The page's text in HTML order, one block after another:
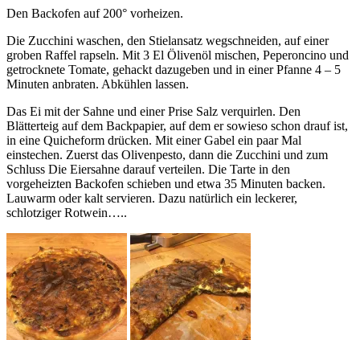
Den Backofen auf 200° vorheizen.
Die Zucchini waschen, den Stielansatz wegschneiden, auf einer
groben Raffel rapseln. Mit 3 El Ölivenöl mischen, Peperoncino und
getrocknete Tomate, gehackt dazugeben und in einer Pfanne 4 – 5
Minuten anbraten. Abkühlen lassen.
Das Ei mit der Sahne und einer Prise Salz verquirlen. Den
Blätterteig auf dem Backpapier, auf dem er sowieso schon drauf ist,
in eine Quicheform drücken. Mit einer Gabel ein paar Mal
einstechen. Zuerst das Olivenpesto, dann die Zucchini und zum
Schluss Die Eiersahne darauf verteilen. Die Tarte in den
vorgeheizten Backofen schieben und etwa 35 Minuten backen.
Lauwarm oder kalt servieren. Dazu natürlich ein leckerer,
schlotziger Rotwein…..